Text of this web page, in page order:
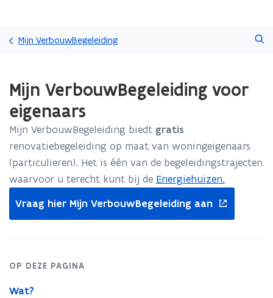
gaan
Mijn VerbouwBegeleiding
met
laden.
bevindt
zich
op:
Mijn
VerbouwBegeleiding
voor
eigenaars
Mijn VerbouwBegeleiding voor
eigenaars
Mijn VerbouwBegeleiding biedt gratis
renovatiebegeleiding op maat van woningeigenaars
(particulieren). Het is één van de begeleidingstrajecten
waarvoor u terecht kunt bij de Energiehuizen.
Vraag hier Mijn VerbouwBegeleiding aan
nieuw
OP DEZE PAGINA
Wat?